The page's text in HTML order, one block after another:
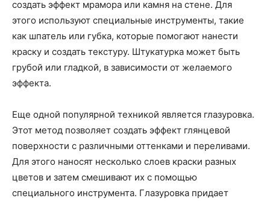
создать эффект мрамора или камня на стене. Для
этого используют специальные инструменты, такие
как шпатель или губка, которые помогают нанести
краску и создать текстуру. Штукатурка может быть
грубой или гладкой, в зависимости от желаемого
эффекта.
Еще одной популярной техникой является глазуровка.
Этот метод позволяет создать эффект глянцевой
поверхности с различными оттенками и переливами.
Для этого наносят несколько слоев краски разных
цветов и затем смешивают их с помощью
специального инструмента. Глазуровка придает